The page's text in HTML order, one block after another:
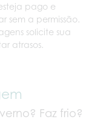
pago e
a permissão.
solicite sua
atrasos.
Faz frio?